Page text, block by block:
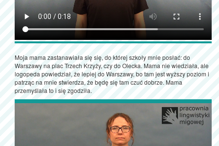
Moja mama zastanawiała się się, do której szkoły mnie posłać: do
Warszawy na plac Trzech Krzyży, czy do Olecka. Mama nie wiedziała, ale
logopeda powiedział, że lepiej do Warszawy, bo tam jest wyższy poziom i
patrząc na mnie stwierdza, że będę się tam czuć dobrze. Mama
przemyślała to i się zgodziła.